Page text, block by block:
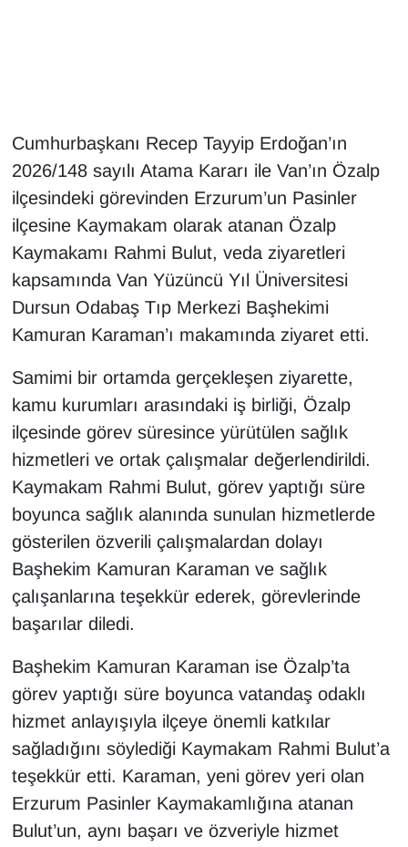
Cumhurbaşkanı Recep Tayyip Erdoğan’ın
2026/148 sayılı Atama Kararı ile Van’ın Özalp
ilçesindeki görevinden Erzurum’un Pasinler
ilçesine Kaymakam olarak atanan Özalp
Kaymakamı Rahmi Bulut, veda ziyaretleri
kapsamında Van Yüzüncü Yıl Üniversitesi
Dursun Odabaş Tıp Merkezi Başhekimi
Kamuran Karaman’ı makamında ziyaret etti.
Samimi bir ortamda gerçekleşen ziyarette,
kamu kurumları arasındaki iş birliği, Özalp
ilçesinde görev süresince yürütülen sağlık
hizmetleri ve ortak çalışmalar değerlendirildi.
Kaymakam Rahmi Bulut, görev yaptığı süre
boyunca sağlık alanında sunulan hizmetlerde
gösterilen özverili çalışmalardan dolayı
Başhekim Kamuran Karaman ve sağlık
çalışanlarına teşekkür ederek, görevlerinde
başarılar diledi.
Başhekim Kamuran Karaman ise Özalp’ta
görev yaptığı süre boyunca vatandaş odaklı
hizmet anlayışıyla ilçeye önemli katkılar
sağladığını söylediği Kaymakam Rahmi Bulut’a
teşekkür etti. Karaman, yeni görev yeri olan
Erzurum Pasinler Kaymakamlığına atanan
Bulut’un, aynı başarı ve özveriyle hizmet
HABERDE İNSAN
İngilizce
Kadın
Kamu Alımları
Kim Kimdir?
Kültür & Sanat
KURDÎ
MAGAZİN
MEDYA
ONE EKONOMİ
POLİTİKA
RÖPORTAJ
SAĞLIK
Seri İlan
Sinema - TV